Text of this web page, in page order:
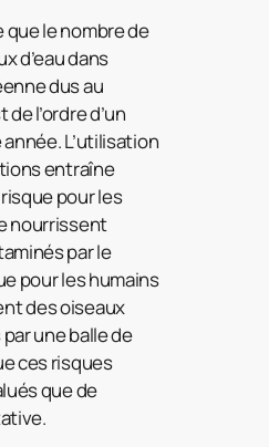
que le nombre de
d’eau dans
dus au
l’ordre d’un
L’utilisation
entraîne
pour les
nourrissent
par le
pour les humains
des oiseaux
une balle de
ces risques
que de